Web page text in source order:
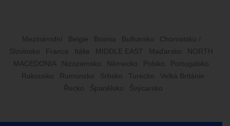
Mezinárodní Belgie Bosnia Bulharsko
Chorvatsko /
Slovinsko
France Itálie MIDDLE EAST Maďarsko
NORTH
MACEDONIA
Nizozemsko Německo Polsko
Portugalsko
Rakousko
Rumunsko Srbsko Turecko
Velká Británie
Řecko
Španělsko Švýcarsko